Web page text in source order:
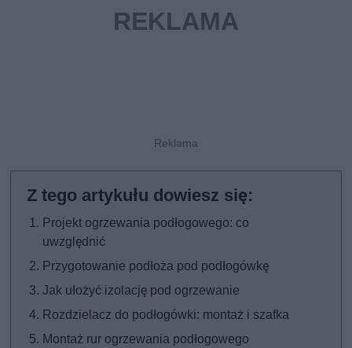
Projekt ogrzewania podłogowego: co
uwzględnić
Przygotowanie podłoża pod podłogówkę
Jak ułożyć izolację pod ogrzewanie
Rozdzielacz do podłogówki: montaż i szafka
Montaż rur ogrzewania podłogowego